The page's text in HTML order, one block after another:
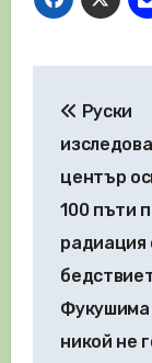
Руски
център
100 пъти
радиация
Фукушима
никой не